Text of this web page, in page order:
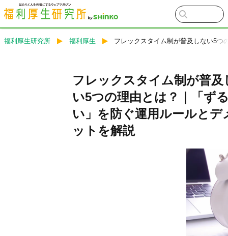
福利厚生研究所 福利厚生 フレックスタイム制が普及しない5つ
フレックスタイム制が普及
い5つの理由とは？｜「ず
い」を防ぐ運用ルールとデ
ットを解説